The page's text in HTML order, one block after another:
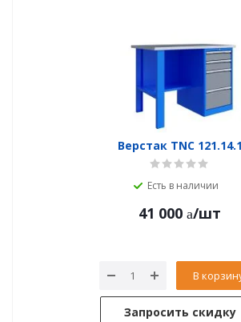
Верстак TNC 121.14.1
Есть в наличии
41 000 /шт
В
Запросить скидку